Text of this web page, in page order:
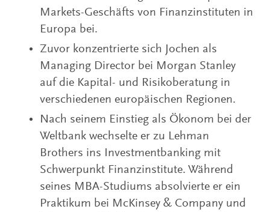
Markets-Geschäfts von Finanzinstituten in
Europa bei.
Zuvor konzentrierte sich Jochen als
Managing Director bei Morgan Stanley
auf die Kapital- und Risikoberatung in
verschiedenen europäischen Regionen.
Nach seinem Einstieg als Ökonom bei der
Weltbank wechselte er zu Lehman
Brothers ins Investmentbanking mit
Schwerpunkt Finanzinstitute. Während
seines MBA-Studiums absolvierte er ein
Praktikum bei McKinsey & Company und